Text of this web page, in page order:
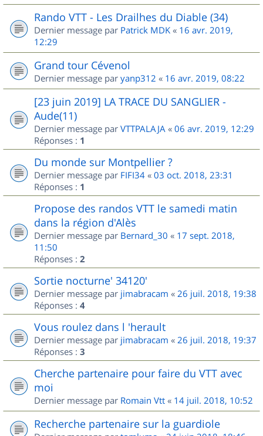
Rando VTT - Les Drailhes du Diable (34)
Dernier message par Patrick MDK « 16 avr. 2019,
12:29
Grand tour Cévenol
Dernier message par yanp312 « 16 avr. 2019, 08:22
[23 juin 2019] LA TRACE DU SANGLIER -
Aude(11)
Dernier message par VTTPALAJA « 06 avr. 2019, 12:29
Réponses : 1
Du monde sur Montpellier ?
Dernier message par FIFI34 « 03 oct. 2018, 23:31
Réponses : 1
Propose des randos VTT le samedi matin
dans la région d'Alès
Dernier message par Bernard_30 « 17 sept. 2018,
11:50
Réponses : 2
Sortie nocturne' 34120'
Dernier message par jimabracam « 26 juil. 2018, 19:38
Réponses : 4
Vous roulez dans l 'herault
Dernier message par jimabracam « 26 juil. 2018, 19:37
Réponses : 3
Cherche partenaire pour faire du VTT avec
moi
Dernier message par Romain Vtt « 14 juil. 2018, 10:52
Recherche partenaire sur la guardiole